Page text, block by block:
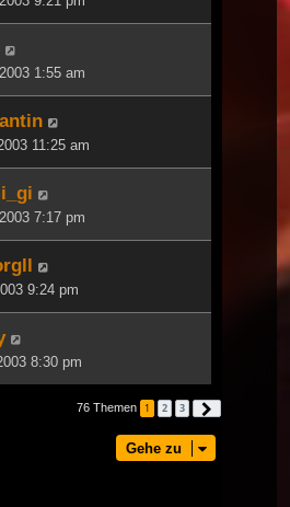
1:55 am
11:25 am
7:17 pm
9:24 pm
8:30 pm
76 Themen 1 2 3
Gehe zu